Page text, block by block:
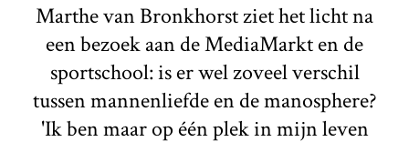
Marthe van Bronkhorst ziet het licht na
een bezoek aan de MediaMarkt en de
sportschool: is er wel zoveel verschil
tussen mannenliefde en de manosphere?
'Ik ben maar op één plek in mijn leven